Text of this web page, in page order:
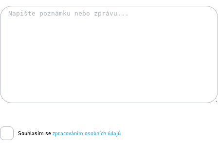
Souhlasím se zpracováním osobních údajů